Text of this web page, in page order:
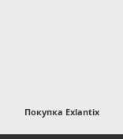
Покупка Exlantix